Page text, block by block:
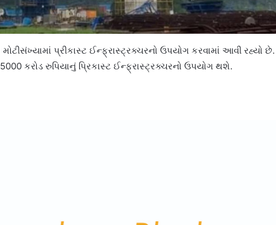
પ્રીકાસ્ટ ઈન્ફ્રાસ્ટ્રક્ચરનો ઉપયોગ કરવામાં આવી રહ્યો છે.
કરોડ રુપિયાનું પ્રિકાસ્ટ ઈન્ફ્રાસ્ટ્રક્ચરનો ઉપયોગ થશે.